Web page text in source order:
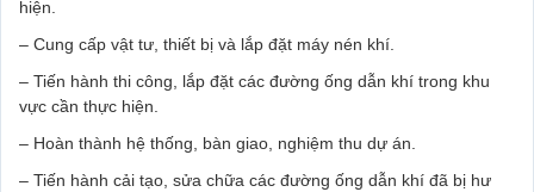
hiện.
– Cung cấp vật tư, thiết bị và lắp đặt máy nén khí.
– Tiến hành thi công, lắp đặt các đường ống dẫn khí trong khu
vực cần thực hiện.
– Hoàn thành hệ thống, bàn giao, nghiệm thu dự án.
– Tiến hành cải tạo, sửa chữa các đường ống dẫn khí đã bị hư